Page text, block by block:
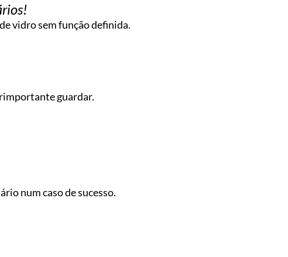
vidro sem função definida.
guardar.
num caso de sucesso.